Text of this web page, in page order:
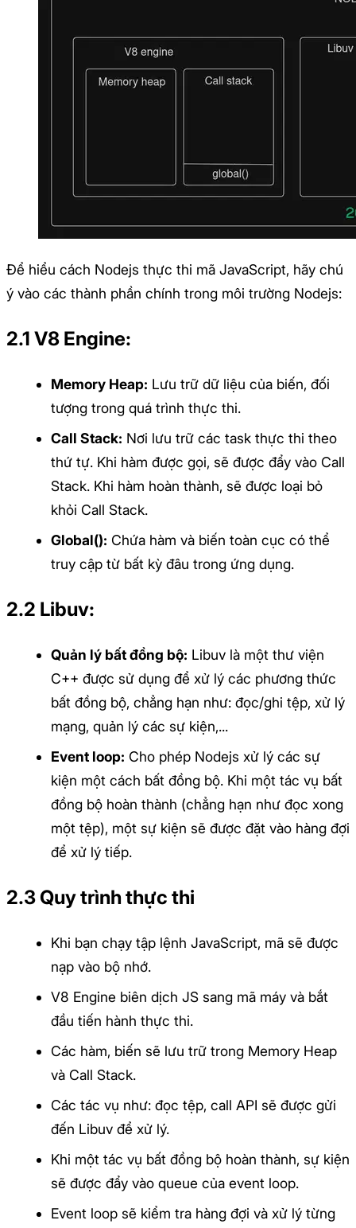
Để hiểu cách Nodejs thực thi mã JavaScript, hãy chú
ý vào các thành phần chính trong môi trường Nodejs:
2.1 V8 Engine:
Memory Heap: Lưu trữ dữ liệu của biến, đối
tượng trong quá trình thực thi.
Call Stack: Nơi lưu trữ các task thực thi theo
thứ tự. Khi hàm được gọi, sẽ được đẩy vào Call
Stack. Khi hàm hoàn thành, sẽ được loại bỏ
khỏi Call Stack.
Global(): Chứa hàm và biến toàn cục có thể
truy cập từ bất kỳ đâu trong ứng dụng.
2.2 Libuv:
Quản lý bất đồng bộ: Libuv là một thư viện
C++ được sử dụng để xử lý các phương thức
bất đồng bộ, chẳng hạn như: đọc/ghi tệp, xử lý
mạng, quản lý các sự kiện,...
Event loop: Cho phép Nodejs xử lý các sự
kiện một cách bất đồng bộ. Khi một tác vụ bất
đồng bộ hoàn thành (chẳng hạn như đọc xong
một tệp), một sự kiện sẽ được đặt vào hàng đợi
để xử lý tiếp.
2.3 Quy trình thực thi
Khi bạn chạy tập lệnh JavaScript, mã sẽ được
nạp vào bộ nhớ.
V8 Engine biên dịch JS sang mã máy và bắt
đầu tiến hành thực thi.
Các hàm, biến sẽ lưu trữ trong Memory Heap
và Call Stack.
Các tác vụ như: đọc tệp, call API sẽ được gửi
đến Libuv để xử lý.
Khi một tác vụ bất đồng bộ hoàn thành, sự kiện
sẽ được đẩy vào queue của event loop.
Event loop sẽ kiểm tra hàng đợi và xử lý từng